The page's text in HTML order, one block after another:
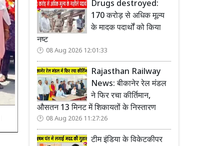
Drugs destroyed:
170 करोड़ से अधिक मूल्य
के मादक पदार्थों को किया
नष्ट
08 Aug 2026 12:01:33
Rajasthan Railway
News: बीकानेर रेल मंडल
ने फिर रचा कीर्तिमान,
औसतन 13 मिनट में शिकायतों के निस्तारण
08 Aug 2026 11:27:26
टीम इंडिया के विकेटकीपर